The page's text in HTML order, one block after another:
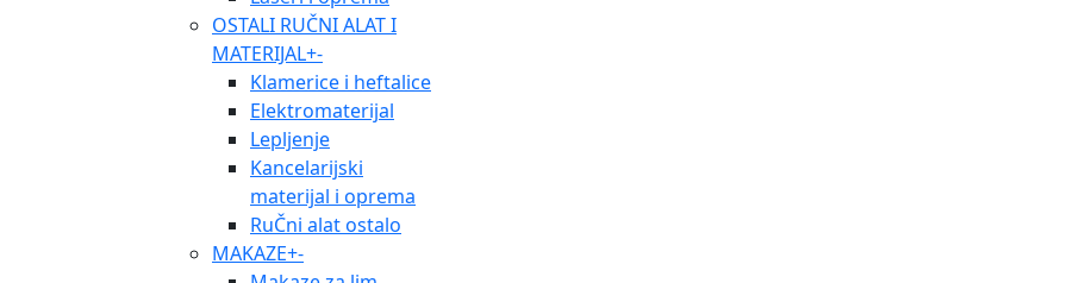
OSTALI RUČNI ALAT I
MATERIJAL+-
Klamerice i heftalice
Elektromaterijal
Lepljenje
Kancelarijski
materijal i oprema
RuČni alat ostalo
MAKAZE+-